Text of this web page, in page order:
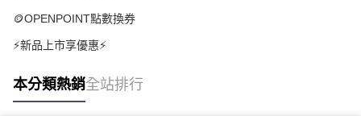
🪙OPENPOINT點數換券
⚡新品上市享優惠⚡
本分類熱銷全站排行